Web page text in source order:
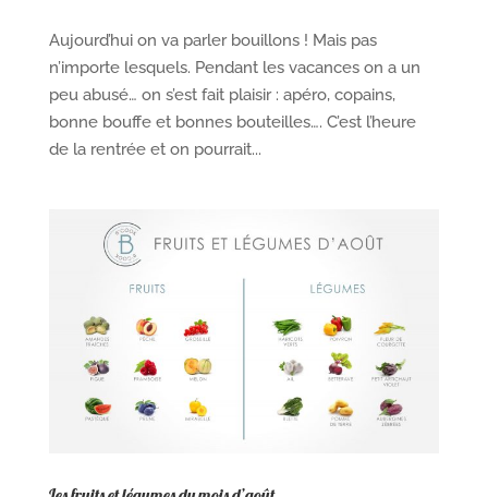
Aujourd’hui on va parler bouillons ! Mais pas
n’importe lesquels. Pendant les vacances on a un
peu abusé… on s’est fait plaisir : apéro, copains,
bonne bouffe et bonnes bouteilles…. C’est l’heure
de la rentrée et on pourrait...